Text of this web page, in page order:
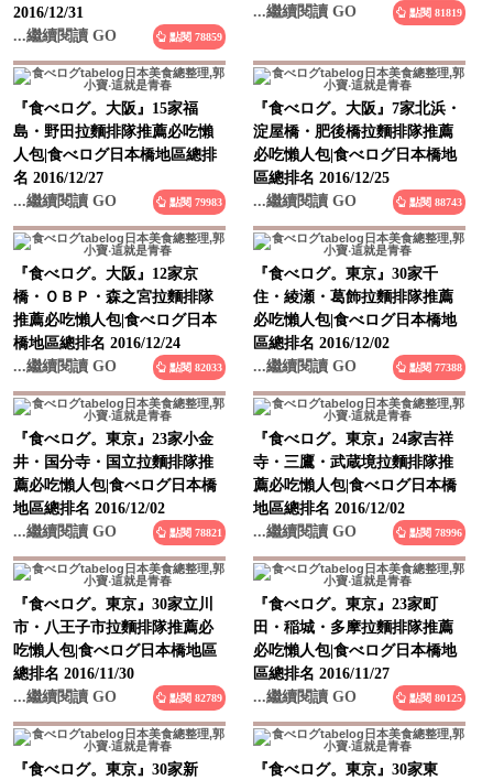
...繼續閱讀 GO
...繼續閱讀 GO
點閱 81819
『食べログ。大阪』15家福
島・野田拉麵排隊推薦必吃懶
人包|食べログ日本橋地區總排
名 2016/12/27
...繼續閱讀 GO
『食べログ。大阪』7家北浜・
淀屋橋・肥後橋拉麵排隊推薦
必吃懶人包|食べログ日本橋地
區總排名 2016/12/25
...繼續閱讀 GO
『食べログ。大阪』12家京
橋・ＯＢＰ・森之宮拉麵排隊
推薦必吃懶人包|食べログ日本
橋地區總排名 2016/12/24
...繼續閱讀 GO
點閱 82033
『食べログ。東京』30家千
住・綾瀬・葛飾拉麵排隊推薦
必吃懶人包|食べログ日本橋地
區總排名 2016/12/02
...繼續閱讀 GO
『食べログ。東京』23家小金
井・国分寺・国立拉麵排隊推
薦必吃懶人包|食べログ日本橋
地區總排名 2016/12/02
...繼續閱讀 GO
『食べログ。東京』24家吉祥
寺・三鷹・武蔵境拉麵排隊推
薦必吃懶人包|食べログ日本橋
地區總排名 2016/12/02
...繼續閱讀 GO
『食べログ。東京』30家立川
市・八王子市拉麵排隊推薦必
吃懶人包|食べログ日本橋地區
總排名 2016/11/30
...繼續閱讀 GO
『食べログ。東京』23家町
田・稲城・多摩拉麵排隊推薦
必吃懶人包|食べログ日本橋地
區總排名 2016/11/27
...繼續閱讀 GO
『食べログ。東京』30家新
宿・代々木・大久保拉麵排隊
『食べログ。東京』30家東
京・日本橋拉麵排隊推薦必吃